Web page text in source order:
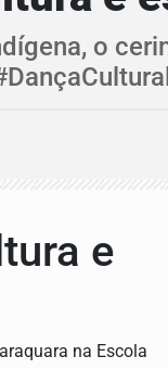
o
e
na Escola